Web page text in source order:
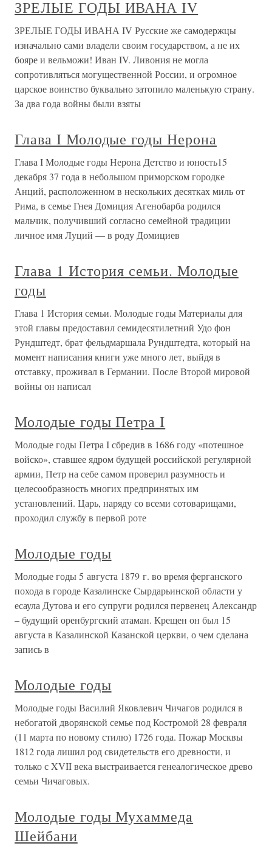
ЗРЕЛЫЕ ГОДЫ ИВАНА IV
ЗРЕЛЫЕ ГОДЫ ИВАНА IV Русские же самодержцы
изначально сами владели своим государством, а не их
бояре и вельможи! Иван IV. Ливония не могла
сопротивляться могущественной России, и огромное
царское воинство буквально затопило маленькую страну.
За два года войны были взяты
Глава I Молодые годы Нерона
Глава I Молодые годы Нерона Детство и юность15
декабря 37 года в небольшом приморском городке
Анций, расположенном в нескольких десятках миль от
Рима, в семье Гнея Домиция Агенобарба родился
мальчик, получивший согласно семейной традиции
личное имя Луций — в роду Домициев
Глава 1 История семьи. Молодые
годы
Глава 1 История семьи. Молодые годы Материалы для
этой главы предоставил семидесятилетний Удо фон
Рундштедт, брат фельдмаршала Рундштедта, который на
момент написания книги уже много лет, выйдя в
отставку, проживал в Германии. После Второй мировой
войны он написал
Молодые годы Петра I
Молодые годы Петра I сбредив в 1686 году «потешное
войско», ставшее ядром будущей российской регулярной
армии, Петр на себе самом проверил разумность и
целесообразность многих предпринятых им
установлений. Царь, наряду со всеми сотоварищами,
проходил службу в первой роте
Молодые годы
Молодые годы 5 августа 1879 г. во время ферганского
похода в городе Казалинске Сырдарьинской области у
есаула Дутова и его супруги родился первенец Александр
– будущий оренбургский атаман. Крещен он был 15
августа в Казалинской Казанской церкви, о чем сделана
запись в
Молодые годы
Молодые годы Василий Яковлевич Чичагов родился в
небогатой дворянской семье под Костромой 28 февраля
(11 марта по новому стилю) 1726 года. Пожар Москвы
1812 года лишил род свидетельств его древности, и
только с XVII века выстраивается генеалогическое древо
семьи Чичаговых.
Молодые годы Мухаммеда
Шейбани